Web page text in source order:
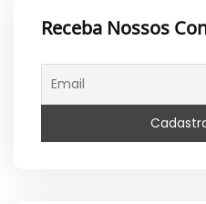
Receba Nossos